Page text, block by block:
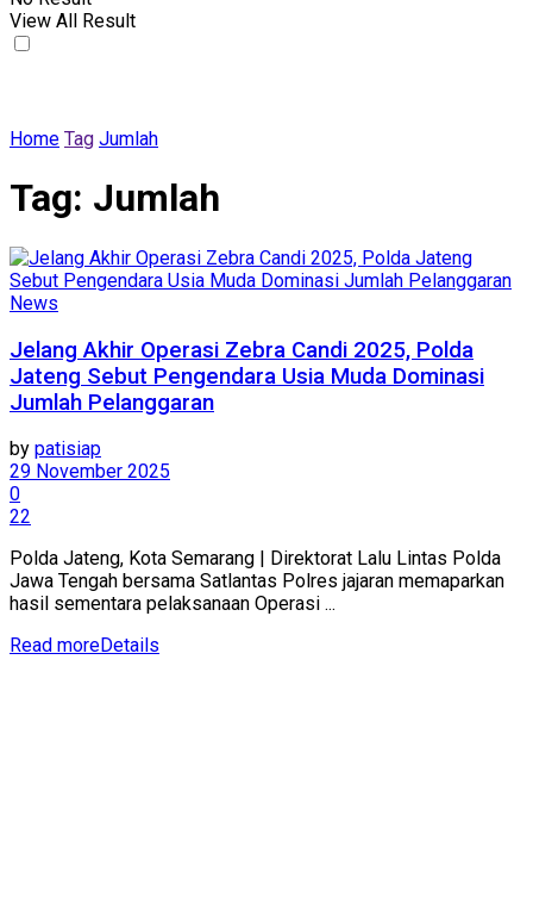
View All Result
Home Tag Jumlah
Tag: Jumlah
News
Jelang Akhir Operasi Zebra Candi 2025, Polda
Jateng Sebut Pengendara Usia Muda Dominasi
Jumlah Pelanggaran
by patisiap
29 November 2025
0
22
Polda Jateng, Kota Semarang | Direktorat Lalu Lintas Polda
Jawa Tengah bersama Satlantas Polres jajaran memaparkan
hasil sementara pelaksanaan Operasi ...
Read moreDetails